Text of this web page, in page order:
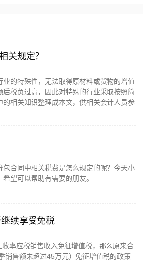
关规定？
的特殊性，无法取得原材料或货物的增值
税负过高，因此对特殊的行业采取按照简
相关知识整理成本文，供相关会计人员参
合同中相关税费是怎么规定的呢？今天小
望可以帮助有需要的朋友。
续享受免税
率应税销售收入免征增值税，那么原来合
销售额未超过45万元）免征增值税的政策